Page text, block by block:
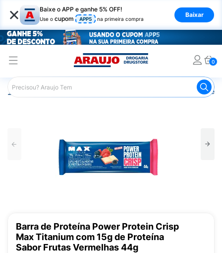
× Baixe o APP e ganhe 5% OFF!
Use o cupom APP5 na primeira compra
Baixar
0
Araujo Nutrição Saudável Barra de
Barra de Proteína Power Protein Crisp
Max Titanium com 15g de Proteína
Sabor Frutas Vermelhas 44g